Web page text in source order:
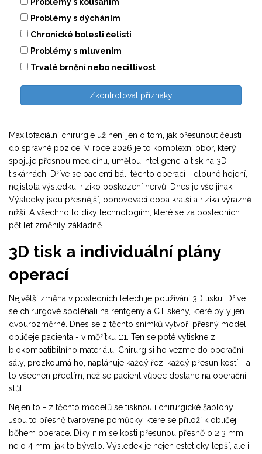
Problémy s dýcháním
Chronické bolesti čelisti
Problémy s mluvením
Trvalé brnění nebo necitlivost
Zkontrolovat příznaky
Maxilofaciální chirurgie už není jen o tom, jak přesunout čelisti
do správné pozice. V roce 2026 je to komplexní obor, který
spojuje přesnou medicínu, umělou inteligenci a tisk na 3D
tiskárnách. Dříve se pacienti báli těchto operací - dlouhé hojení,
nejistota výsledku, riziko poškození nervů. Dnes je vše jinak.
Výsledky jsou přesnější, obnovovací doba kratší a rizika výrazně
nižší. A všechno to díky technologiím, které se za posledních
pět let změnily základně.
3D tisk a individuální plány
operací
Největší změna v posledních letech je používání 3D tisku. Dříve
se chirurgové spoléhali na rentgeny a CT skeny, které byly jen
dvourozměrné. Dnes se z těchto snímků vytvoří přesný model
obličeje pacienta - v měřítku 1:1. Ten se poté vytiskne z
biokompatibilního materiálu. Chirurg si ho vezme do operační
sály, prozkoumá ho, naplánuje každý řez, každý přesun kostí - a
to všechen předtím, než se pacient vůbec dostane na operační
stůl.
Nejen to - z těchto modelů se tisknou i chirurgické šablony.
Jsou to přesně tvarované pomůcky, které se přiloží k obličeji
během operace. Díky nim se kosti přesunou přesně o 2,3 mm,
ne o 4 mm, jak to bývalo. Výsledek je nejen esteticky lepší, ale i